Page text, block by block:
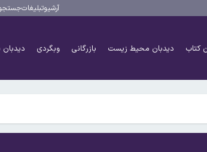
آرشیوتبلیغات
کتاب دیدبان محیط زیست بازرگانی وبگردی دیدبان